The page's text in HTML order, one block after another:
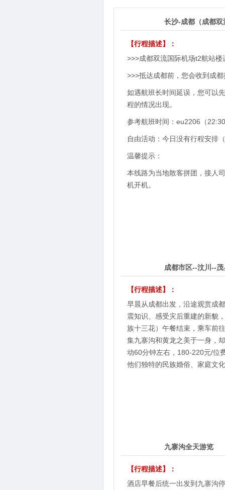
长沙-成都（成都
【行程描述】：
>>>成都双流国际机场t2航站
>>>抵达成都前，您会收到成
如遇航班长时间延误，您可以
程的情况出现。
参考航班时间：eu2206（
自由活动：今日没有行程安排
温馨提示：
本线路为当地散客拼团，接人
机开机。
成都市区--汶川--
【行程描述】：
早晨从成都出发，沿途观赏成
震知识、感受灾后重建的新貌
族十三花）午餐结束，乘车前
集九寨沟和黄龙之美于一身，
动60分钟左右，180-220元/位
他们独特的民族婚俗、家庭文
九寨沟全天游览
【行程描述】：
酒店早餐后统一出发到九寨沟